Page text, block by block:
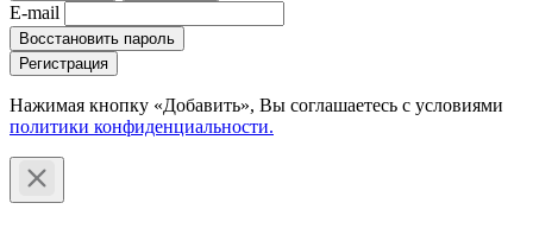
E-mail
Восстановить пароль
Регистрация
Нажимая кнопку «Добавить», Вы соглашаетесь c условиями
политики конфиденциальности.